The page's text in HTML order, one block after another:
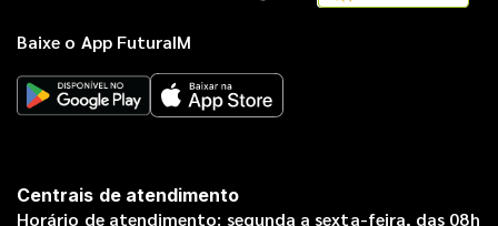
Baixe o App FuturaIM
Centrais de atendimento
Horário de atendimento: segunda a sexta-feira, das 08h